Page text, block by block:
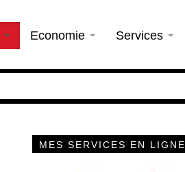
Economie Services
MES SERVICES EN LIGNE